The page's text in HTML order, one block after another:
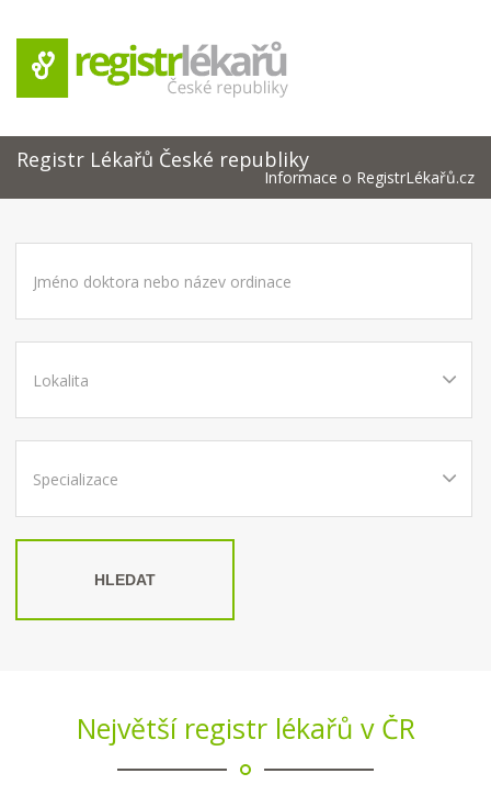
Registr Lékařů České republiky
Informace o RegistrLékařů.cz
HLEDAT
Největší registr lékařů v ČR